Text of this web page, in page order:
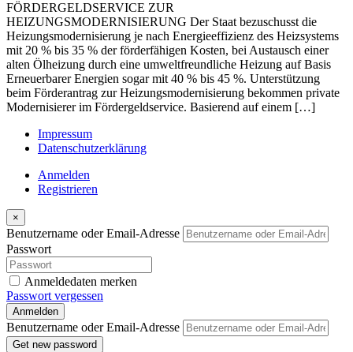
FÖRDERGELDSERVICE ZUR
HEIZUNGSMODERNISIERUNG Der Staat bezuschusst die
Heizungsmodernisierung je nach Energieeffizienz des Heizsystems
mit 20 % bis 35 % der förderfähigen Kosten, bei Austausch einer
alten Ölheizung durch eine umweltfreundliche Heizung auf Basis
Erneuerbarer Energien sogar mit 40 % bis 45 %. Unterstützung
beim Förderantrag zur Heizungsmodernisierung bekommen private
Modernisierer im Fördergeldservice. Basierend auf einem […]
Impressum
Datenschutzerklärung
Anmelden
Registrieren
×
Benutzername oder Email-Adresse
Passwort
Anmeldedaten merken
Passwort vergessen
Anmelden
Benutzername oder Email-Adresse
Get new password